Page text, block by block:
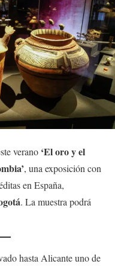
verano ‘El oro y el
, una exposición con
en España,
. La muestra podrá
hasta Alicante uno de